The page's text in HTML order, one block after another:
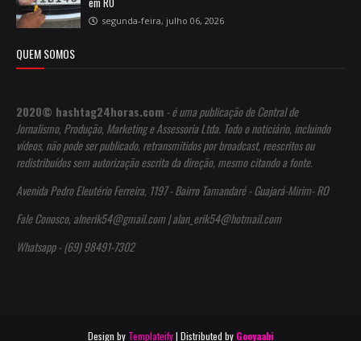
segunda-feira, julho 06, 2026
QUEM SOMOS
2020© hashtag24horas.com - é uma publicação de Central de
Jornalismo, Produção, Marketing e Assessoria Ltda. Todo o noticiário, incluindo
vídeos, não pode ser publicado, retransmitidos por broadcast, reescritos ou
redistribuídos sem autorização escrita da direção, mesmo citando a fonte.
Avenida Pedro Eleutério Ferreira, 1197 - Bairro Tamandaré - Guajará-Mirim- RO
Fale Conosco, alnerik54@gmail.com | alan_erik54@hotmail.com
Whatsapp - (69) 98491-7302
Design by Templateify| Distributed by Gooyaabi